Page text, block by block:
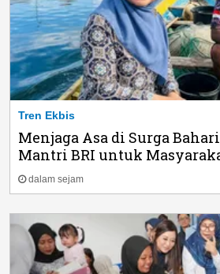
Tren Ekbis
Menjaga Asa di Surga
Mantri BRI untuk
dalam sejam